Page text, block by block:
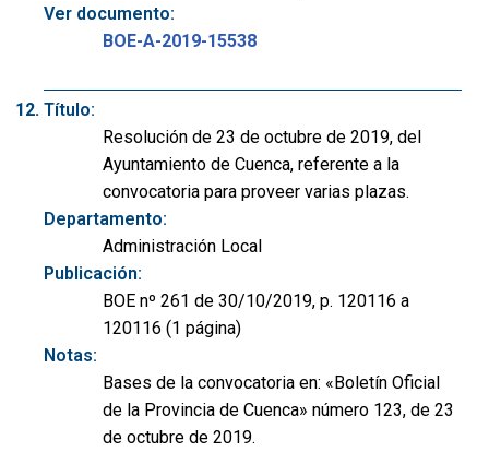
Ver documento:
BOE-A-2019-15538
Título:
Resolución de 23 de octubre de 2019, del
Ayuntamiento de Cuenca, referente a la
convocatoria para proveer varias plazas.
Departamento:
Administración Local
Publicación:
BOE nº 261 de 30/10/2019, p. 120116 a
120116 (1 página)
Notas:
Bases de la convocatoria en: «Boletín Oficial
de la Provincia de Cuenca» número 123, de 23
de octubre de 2019.